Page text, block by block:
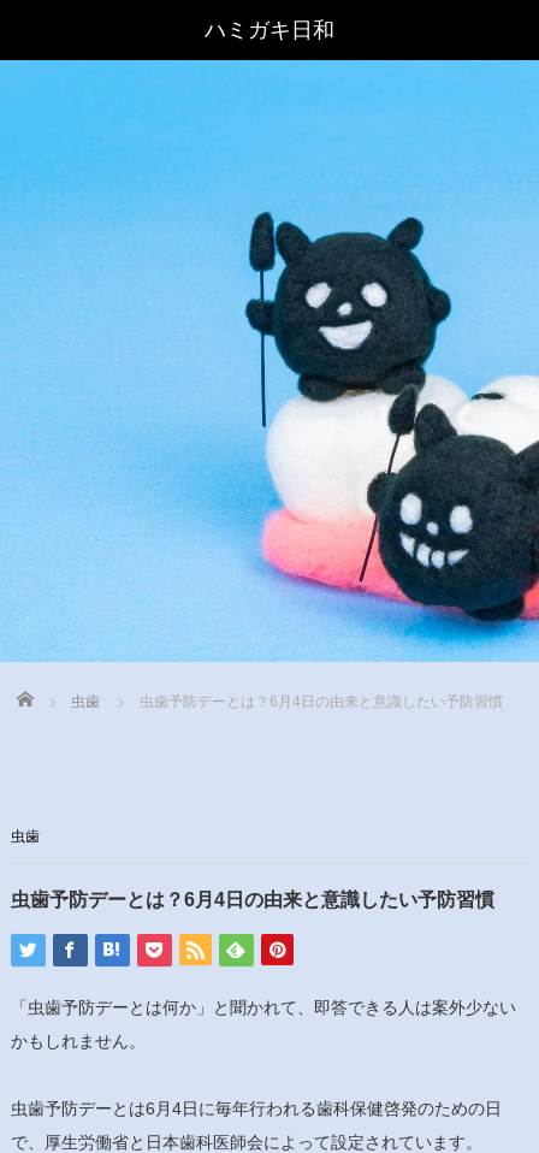
Home 虫歯 虫歯予防デーとは？6月4日の由来と意識したい予防習慣
虫歯
虫歯予防デーとは？6月4日の由来と意識したい予防習慣
「虫歯予防デーとは何か」と聞かれて、即答できる人は案外少ない
かもしれません。
虫歯予防デーとは6月4日に毎年行われる歯科保健啓発のための日
で、厚生労働省と日本歯科医師会によって設定されています。